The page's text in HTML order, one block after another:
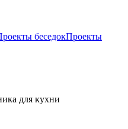
беседокПроекты
для кухни